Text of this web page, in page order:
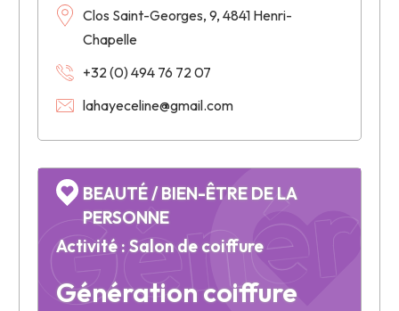
Clos Saint-Georges, 9, 4841 Henri-
Chapelle
+32 (0) 494 76 72 07
lahayeceline@gmail.com
Génération coiffure
BEAUTÉ / BIEN-ÊTRE DE LA
PERSONNE
Activité : Salon de coiffure